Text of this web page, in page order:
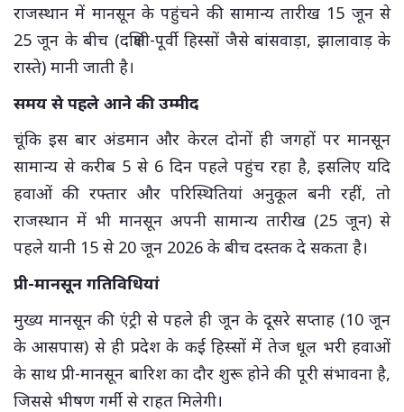
राजस्थान में मानसून के पहुंचने की सामान्य तारीख 15 जून से
25 जून के बीच (दक्षिणी-पूर्वी हिस्सों जैसे बांसवाड़ा, झालावाड़ के
रास्ते) मानी जाती है।
समय से पहले आने की उम्मीद
चूंकि इस बार अंडमान और केरल दोनों ही जगहों पर मानसून
सामान्य से करीब 5 से 6 दिन पहले पहुंच रहा है, इसलिए यदि
हवाओं की रफ्तार और परिस्थितियां अनुकूल बनी रहीं, तो
राजस्थान में भी मानसून अपनी सामान्य तारीख (25 जून) से
पहले यानी 15 से 20 जून 2026 के बीच दस्तक दे सकता है।
प्री-मानसून गतिविधियां
मुख्य मानसून की एंट्री से पहले ही जून के दूसरे सप्ताह (10 जून
के आसपास) से ही प्रदेश के कई हिस्सों में तेज धूल भरी हवाओं
के साथ प्री-मानसून बारिश का दौर शुरू होने की पूरी संभावना है,
जिससे भीषण गर्मी से राहत मिलेगी।